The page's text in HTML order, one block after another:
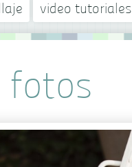
video tutoriales
fotos